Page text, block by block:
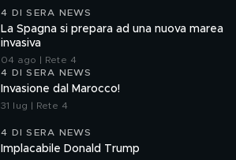
4 DI SERA NEWS
La Spagna si prepara ad una nuova marea
invasiva
04 ago | Rete 4
4 DI SERA NEWS
Invasione dal Marocco!
31 lug | Rete 4
4 DI SERA NEWS
Implacabile Donald Trump